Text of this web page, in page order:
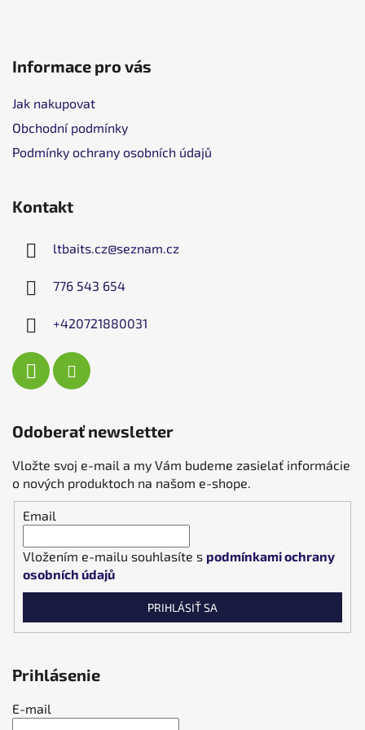
Informace pro vás
Jak nakupovat
Obchodní podmínky
Podmínky ochrany osobních údajů
Kontakt
ltbaits.cz@seznam.cz
776 543 654
+420721880031
Odoberať newsletter
Vložte svoj e-mail a my Vám budeme zasielať informácie
o nových produktoch na našom e-shope.
Email
Vložením e-mailu souhlasíte s podmínkami ochrany
osobních údajů
PRIHLÁSIŤ SA
Prihlásenie
E-mail